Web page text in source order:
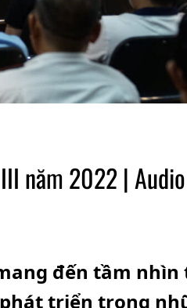
năm 2022 |
đến tầm nhìn
triển trong